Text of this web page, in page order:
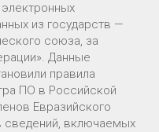
из государств —
союза, за
Данные
правила
ПО в Российской
Евразийского
сведений, включаемых